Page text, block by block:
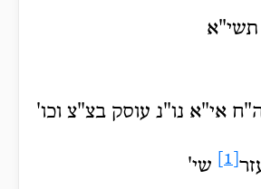
תשי"א
אי"א נו"נ עוסק בצ"צ וכו'
שי'